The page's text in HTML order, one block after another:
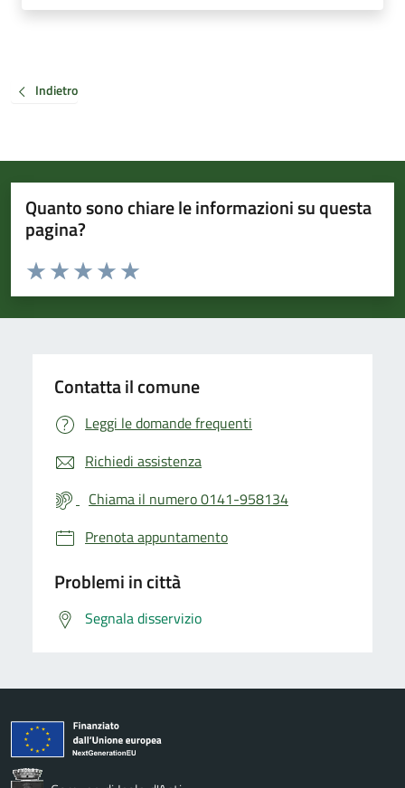
Indietro
Quanto sono chiare le informazioni su questa
pagina?
Valuta da 1 a 5 stelle la pagina
Valuta 5 stelle su 5
Valuta 4 stelle su 5
Valuta 3 stelle su 5
Valuta 2 stelle su 5
Valuta 1 stelle su 5
Contatta il comune
Leggi le domande frequenti
Richiedi assistenza
Chiama il numero 0141-958134
Prenota appuntamento
Problemi in città
Segnala disservizio